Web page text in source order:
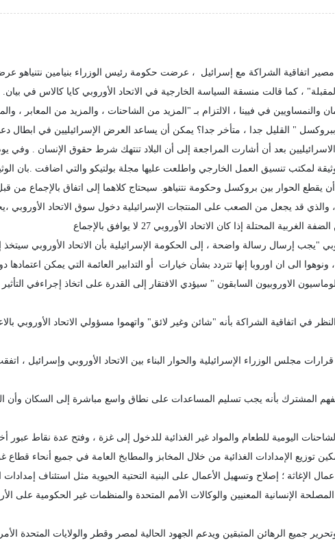
مصير اتفاقية الشراكة مع إسرائيل ، عرضت حكومة رئيس الوزراء بنيامين نتنياهو
، كما قالت منسقة السياسة الخارجية في الاتحاد الأوروبي كايا كالاس في بيان.
والنمساويين في فيينا ، الالتزام بـ "المزيد من الشاحنات ، والمزيد من المعابر ،
" القليل جدا ، متأخر جدا؟ يمكن أن يساعد العرض الإسرائيليين في ابطال
بعد أن أشارت المراجعة إلى أن البلاد تنتهك شرط حقوق الإنسان . وفي
لمكتب تنسيق العمل الخارجي واطلعت عليها مجلة بولتيكو والتي اضافت .بان
قد يجعل من الصعب على المنتجات الإسرائيلية دخول سوق الاتحاد الأوروبي
إذا كان الاتحاد الأوروبي 27 لا يوافق بالإجماع
"يجب إرسال رسالة واضحة ، إلى الحكومة الإسرائيلية بأن الاتحاد الأوروبي
الى ان اوروبا إنها تتردد بشأن خيارات أو التدابير العائمة التي يمكن
الاوروبيون السابقون " سيؤدي الافتقار إلى القدرة على اتخاذ إجراءفي
في اتفاقية الشراكة بأنه "شائن وغير لائق" واتهموا مسؤولي الاتحاد الأوروبي
مجلس الوزراء الإسرائيلية والحوار البناء بين الاتحاد الأوروبي وإسرائيل ،
مع الفهم المشترك بأنه يجب تسليم المساعدات على نطاق واسع مباشرة إلى السكان
اليومية للطعام والمواد غير الغذائية للدخول إلى غزة ، وفتح عدة نقاط
توزيع الإمدادات الغذائية من خلال المخابز والمطابخ العامة في جميع أنحاء قطاع
الإغاثة ؛ إصلاح وتسهيل الأعمال على البنية التحتية الحيوية مثل استئناف
الإنسانية المعنيين والوكالات الأمم المتحدة والمنظمات غير الحكومية على
جميع الرهائن المتبقين ويدعم الجهود الحالية لمصر وقطر والولايات المتحدة